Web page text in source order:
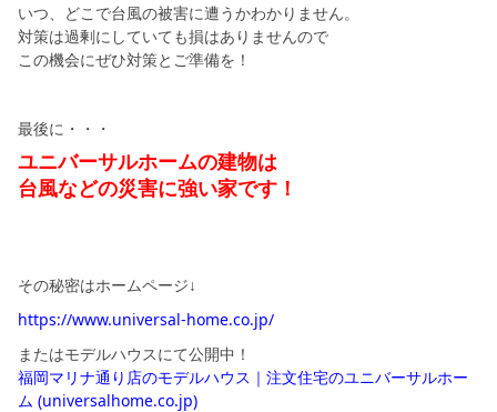
いつ、どこで台風の被害に遭うかわかりません。
対策は過剰にしていても損はありませんので
この機会にぜひ対策とご準備を！
最後に・・・
ユニバーサルホームの建物は
台風などの災害に強い家です！
その秘密はホームページ↓
https://www.universal-home.co.jp/
またはモデルハウスにて公開中！
福岡マリナ通り店のモデルハウス｜注文住宅のユニバーサルホー
ム (universalhome.co.jp)